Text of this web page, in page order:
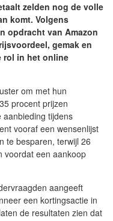
zelden nog de volle
komt. Volgens
opdracht van Amazon
gemak en
rol in het online
om met hun
procent prijzen
aanbieding tijdens
vooraf een wensenlijst
te besparen, terwijl 26
voordat een aankoop
aangeeft
een kortingsactie in
de resultaten zien dat